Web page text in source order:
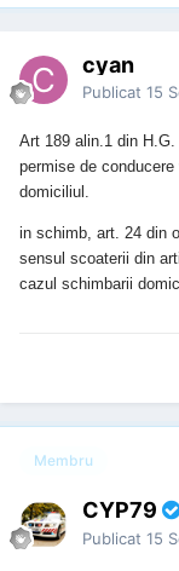
cyan
Publicat 15
Art 189 alin.1 din
permise de
domiciliul.
in schimb, art. 24 din
sensul scoaterii din
cazul schimbarii
Membru
CYP79
Publicat 15